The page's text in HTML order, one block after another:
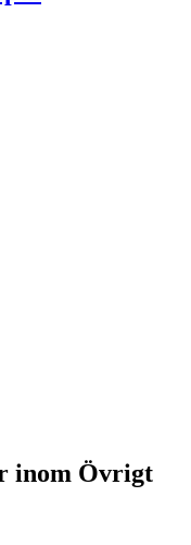
inom Övrigt